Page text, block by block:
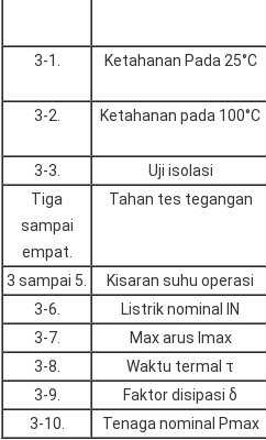
3-1. Ketahanan Pada 25°C
3-2. Ketahanan pada 100°C
3-3. Uji isolasi
Tiga
sampai
empat.
Tahan tes tegangan
3 sampai 5. Kisaran suhu operasi
3-6.
Listrik nominal IN
3-7.
Max arus Imax
3-8.
Waktu termal τ
3-9.
Faktor disipasi δ
3-10.
Tenaga nominal Pmax